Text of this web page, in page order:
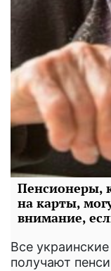
Пенсионеры,
на карты,
внимание,
Все
получают